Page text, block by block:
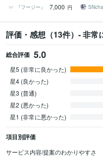
スマホに高速通知！
『フージー』
7,000 円
評価・感想（13件）- 非常
総合評価 5.0
星5 (非常に良かった)
星4 (良かった)
星3 (普通)
星2 (悪かった)
星1 (非常に悪かった)
項目別評価
サービス内容/提案のわかりやすさ